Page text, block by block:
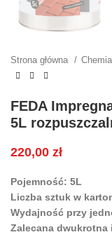
Strona główna
FEDA
5L
220,00 zł
Pojemność: 5L
Liczba sztuk w
Wydajność przy
Zalecana dwukrotna